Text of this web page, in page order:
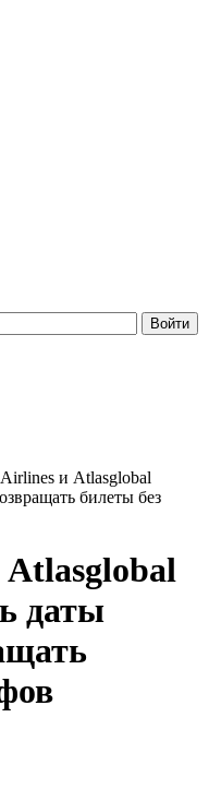
и Atlasglobal
билеты без
даты